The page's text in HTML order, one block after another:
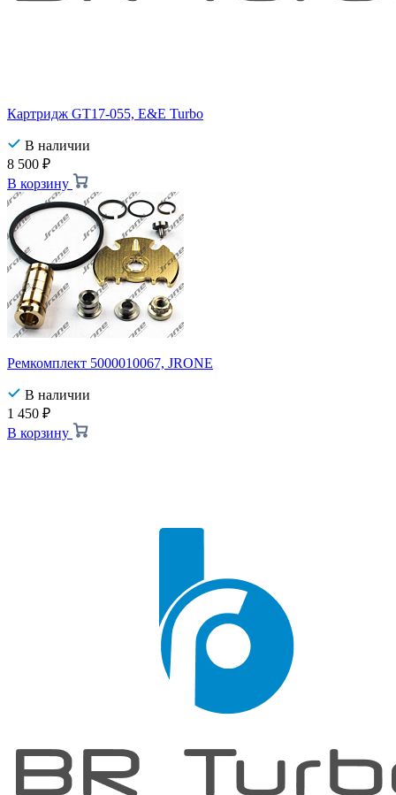
Картридж GT17-055, E&E Turbo
В наличии
8 500 ₽
В корзину
Ремкомплект 5000010067, JRONE
В наличии
1 450 ₽
В корзину